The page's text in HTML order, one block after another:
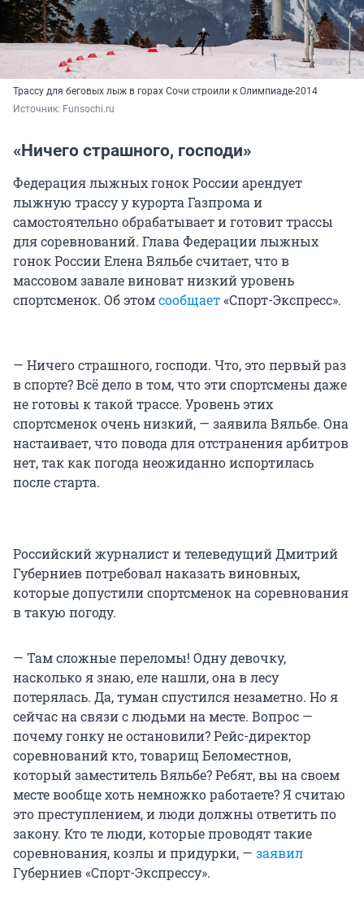
Трассу для беговых лыж в горах Сочи строили к Олимпиаде-2014
Источник: Funsochi.ru
«Ничего страшного, господи»
Федерация лыжных гонок России арендует
лыжную трассу у курорта Газпрома и
самостоятельно обрабатывает и готовит трассы
для соревнований. Глава Федерации лыжных
гонок России Елена Вяльбе считает, что в
массовом завале виноват низкий уровень
спортсменок. Об этомсообщает«Спорт-Экспресс».
— Ничего страшного, господи. Что, это первый раз
в спорте? Всё дело в том, что эти спортсмены даже
не готовы к такой трассе. Уровень этих
спортсменок очень низкий, — заявила Вяльбе. Она
настаивает, что повода для отстранения арбитров
нет, так как погода неожиданно испортилась
после старта.
Российский журналист и телеведущий Дмитрий
Губерниев потребовал наказать виновных,
которые допустили спортсменок на соревнования
в такую погоду.
— Там сложные переломы! Одну девочку,
насколько я знаю, еле нашли, она в лесу
потерялась. Да, туман спустился незаметно. Но я
сейчас на связи с людьми на месте. Вопрос —
почему гонку не остановили? Рейс-директор
соревнований кто, товарищ Беломестнов,
который заместитель Вяльбе? Ребят, вы на своем
месте вообще хоть немножко работаете? Я считаю
это преступлением, и люди должны ответить по
закону. Кто те люди, которые проводят такие
соревнования, козлы и придурки, — заявил
Губерниев «Спорт-Экспрессу».